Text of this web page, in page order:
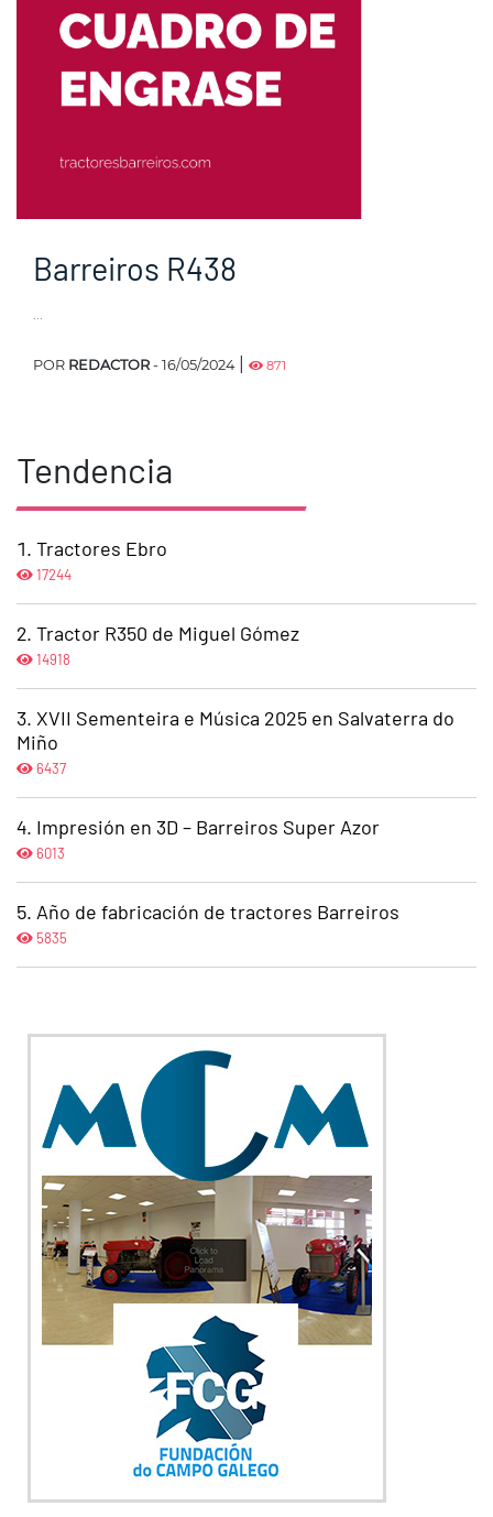
Barreiros R438
POR REDACTOR - 16/05/2024| 871
Tendencia
Tractores Ebro
17244
Tractor R350 de Miguel Gómez
14918
XVII Sementeira e Música 2025 en Salvaterra do
Miño
6437
Impresión en 3D – Barreiros Super Azor
6013
Año de fabricación de tractores Barreiros
5835